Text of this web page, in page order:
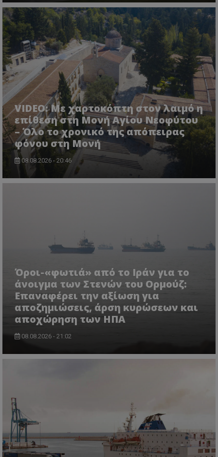
VIDEO: Με χαρτοκόπτη στον λαιμό η
επίθεση στη Μονή Αγίου Νεοφύτου
– Όλο το χρονικό της απόπειρας
φόνου στη Μονή
08.08.2026 - 20:46
Όροι-«φωτιά» από το Ιράν για το
άνοιγμα των Στενών του Ορμούζ:
Επαναφέρει την αξίωση για
αποζημιώσεις, άρση κυρώσεων και
αποχώρηση των ΗΠΑ
08.08.2026 - 21:02
Τα απολύτως απαραίτητα cookies επιτρέπουν
βασικές λειτουργίες του ιστότοπου, όπως τη
σύνδεση χρήστη και τη διαχείριση λογαριασμού.
Ο ιστότοπος δεν μπορεί να χρησιμοποιηθεί σωστά
χωρίς τα απολύτως απαραίτητα cookies.
Ονοματεπώνυμο
Προμηθευτής/Πεδίο
usprivacy
.lifenewscy.tothemaonline.com
VISITOR_PRIVACY_METADATA
YouTube
.youtube.com